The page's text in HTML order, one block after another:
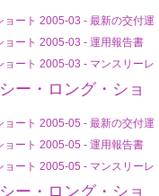
ート 2005-03 - 最新の交付運
ョート 2005-03 - 運用報告書
ート 2005-03 - マンスリーレ
ー・ロング・ショ
ート 2005-05 - 最新の交付運
ョート 2005-05 - 運用報告書
ート 2005-05 - マンスリーレ
ー・ロング・ショ